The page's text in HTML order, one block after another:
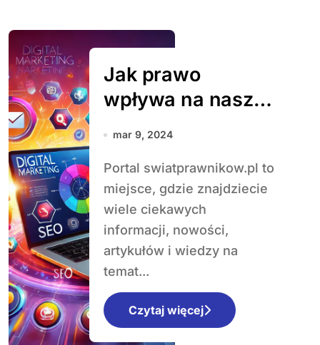
Jak prawo
wpływa na nasze
codzienne życie i
zmiany w polskim
systemie
prawnym
mar 9, 2024
Portal swiatprawnikow.pl to
miejsce, gdzie znajdziecie
wiele ciekawych
informacji, nowości,
artykułów i wiedzy na
temat...
Czytaj więcej